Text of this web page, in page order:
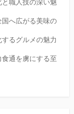
へ広がる美味の
るグルメの魅力
通を虜にする至